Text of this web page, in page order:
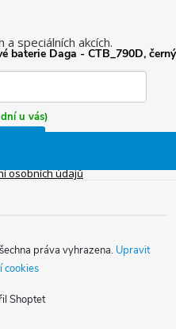
baterie Daga - CTB_790D,
u vás)
speciálních akcích.
osobních údajů
Shoptet
práva vyhrazena. Upravit
cookies